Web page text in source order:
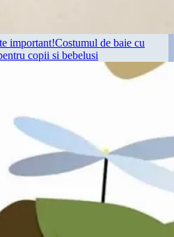
important!Costumul de baie cu
copii si bebelusi